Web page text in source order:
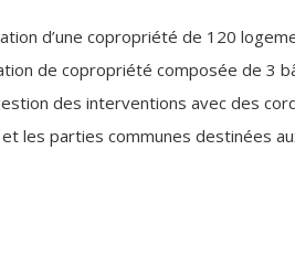
d’une copropriété de 120
de copropriété composée de 3
des interventions avec des
les parties communes destinées